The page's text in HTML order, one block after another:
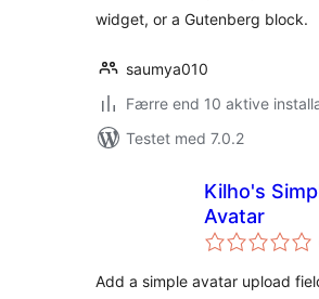
widget, or a Gutenberg block.
saumya010
Færre end 10 aktive
Testet med 7.0.2
Kilho's
Avatar
Add a simple avatar upload